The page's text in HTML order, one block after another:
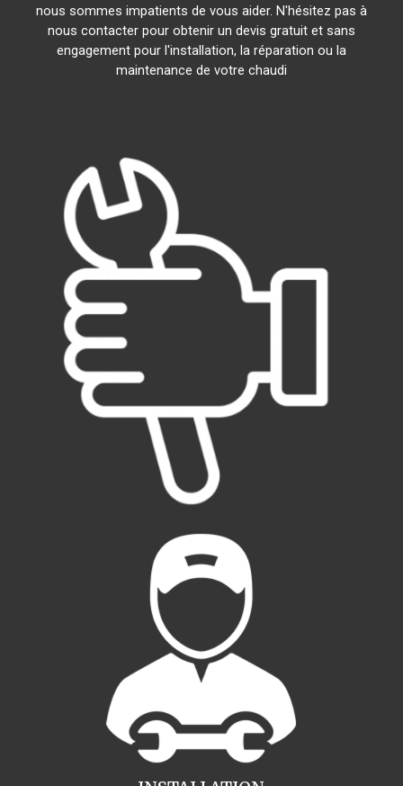
nous sommes impatients de vous aider. N'hésitez pas à
nous contacter pour obtenir un devis gratuit et sans
engagement pour l'installation, la réparation ou la
maintenance de votre chaudi